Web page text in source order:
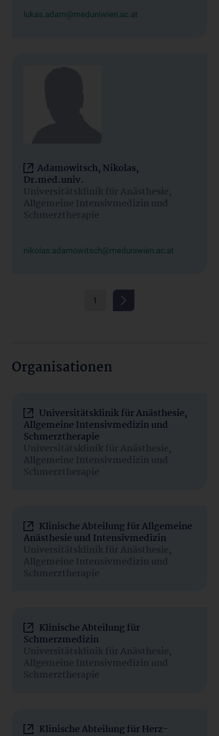
lukas.adam@meduniwien.ac.at
Adamowitsch, Nikolas,
Dr.med.univ.
Universitätsklinik für Anästhesie,
Allgemeine Intensivmedizin und
Schmerztherapie
nikolas.adamowitsch@meduniwien.ac.at
1
Organisationen
Universitätsklinik für Anästhesie,
Allgemeine Intensivmedizin und
Schmerztherapie
Universitätsklinik für Anästhesie,
Allgemeine Intensivmedizin und
Schmerztherapie
Klinische Abteilung für Allgemeine
Anästhesie und Intensivmedizin
Universitätsklinik für Anästhesie,
Allgemeine Intensivmedizin und
Schmerztherapie
Klinische Abteilung für
Schmerzmedizin
Universitätsklinik für Anästhesie,
Allgemeine Intensivmedizin und
Schmerztherapie
Klinische Abteilung für Herz-